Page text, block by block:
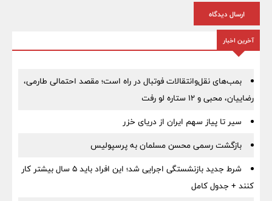
ارسال دیدگاه
آخرین اخبار
بمب‌های نقل‌وانتقالات فوتبال در راه است؛ مقصد احتمالی طارمی،
رضاییان، محبی و ۱۲ ستاره لو رفت
سیر تا پیاز سهم ایران از دریای خزر
بازگشت رسمی محسن مسلمان به پرسپولیس
شرط جدید بازنشستگی اجرایی شد؛ این افراد باید ۵ سال بیشتر کار
کنند + جدول کامل